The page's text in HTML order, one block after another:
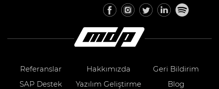
Referanslar Hakkımızda
Geri Bildirim
SAP Destek
Yazılım Geliştirme
Blog